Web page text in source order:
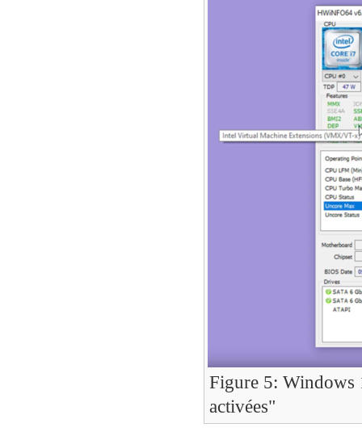
Figure 5: Windows
activées"